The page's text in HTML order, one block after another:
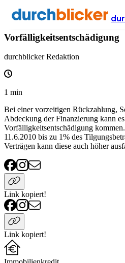
Wissen Finanzen immokredit
Vorfälligkeitsentschädigung
durchblicker Redaktion
1 min
Bei einer vorzeitigen Rückzahlung,
Abdeckung der Finanzierung kann
Vorfälligkeitsentschädigung
11.6.2010 bis zu 1% des
Verträgen kann diese auch höher
Link kopiert!
Link kopiert!